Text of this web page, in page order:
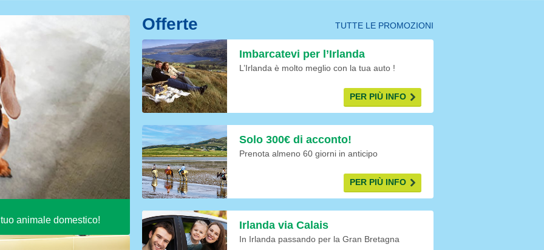
animale domestico!
Offerte TUTTE LE PROMOZIONI
Imbarcatevi per l’Irlanda
L’Irlanda è molto meglio con la tua auto !
PER PIÙ INFO
Solo 300€ di acconto!
Prenota almeno 60 giorni in anticipo
PER PIÙ INFO
Irlanda via Calais
In Irlanda passando per la Gran Bretagna